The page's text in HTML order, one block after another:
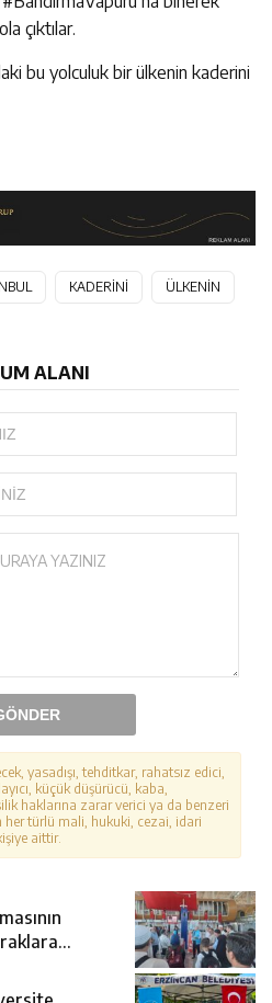
çıktılar.
bu yolculuk bir ülkenin kaderini
KADERİNİ ÜLKENİN
ALANI
yasadışı, tehditkar, rahatsız edici,
küçük düşürücü, kaba,
haklarına zarar verici ya da benzeri
türlü mali, hukuki, cezai, idari
aittir.